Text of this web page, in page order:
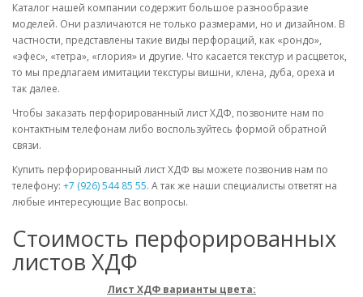
Каталог нашей компании содержит большое разнообразие
моделей. Они различаются не только размерами, но и дизайном. В
частности, представлены такие виды перфораций, как «рондо»,
«эфес», «тетра», «глория» и другие. Что касается текстур и расцветок,
то мы предлагаем имитации текстуры вишни, клена, дуба, ореха и
так далее.
Чтобы заказать перфорированный лист ХДФ, позвоните нам по
контактным телефонам либо воспользуйтесь формой обратной
связи.
Купить перфорированный лист ХДФ вы можете позвонив нам по
телефону: +7 (926) 544 85 55. А так же наши специалисты ответят на
любые интересующие Вас вопросы.
Стоимость перфорированных
листов ХДФ
Лист ХДФ варианты цвета: